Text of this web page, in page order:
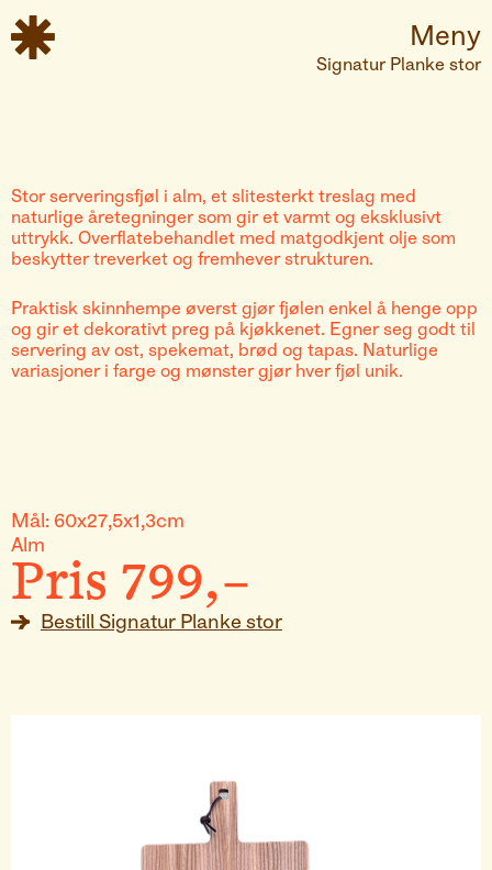
Meny
Signatur Planke stor

Stor serveringsfjøl i alm, et slitesterkt treslag med
naturlige åretegninger som gir et varmt og eksklusivt
uttrykk. Overflatebehandlet med matgodkjent olje som
beskytter treverket og fremhever strukturen.
Praktisk skinnhempe øverst gjør fjølen enkel å henge opp
og gir et dekorativt preg på kjøkkenet. Egner seg godt til
servering av ost, spekemat, brød og tapas. Naturlige
variasjoner i farge og mønster gjør hver fjøl unik.
Mål: 60x27,5x1,3cm
Alm
Pris 799,–
 Bestill Signatur Planke stor